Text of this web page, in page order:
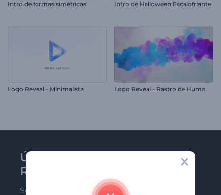
Intro de formas simétricas Intro de Halloween Escalofriante
Logo Reveal - Minimalista Logo Reveal - Rastro de Humo
Únase al boletín de
Renderforest
Sea de los primeros en recibir nuestras